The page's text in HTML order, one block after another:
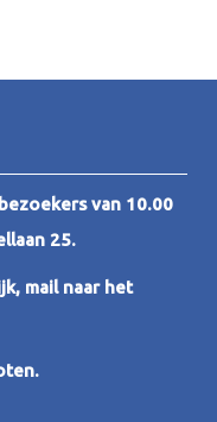
van 10.00
25.
mail naar het